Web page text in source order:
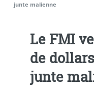
junte malienne
Le FMI
de
junte